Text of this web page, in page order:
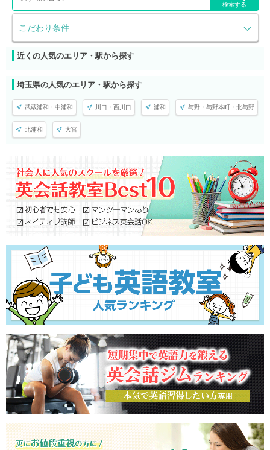
こだわり条件
検索する
近くの人気のエリア・駅から探す
埼玉県の人気のエリア・駅から探す
武蔵浦和・中浦和 川口・西川口 浦和 与野・与野本町・北与野
北浦和 大宮